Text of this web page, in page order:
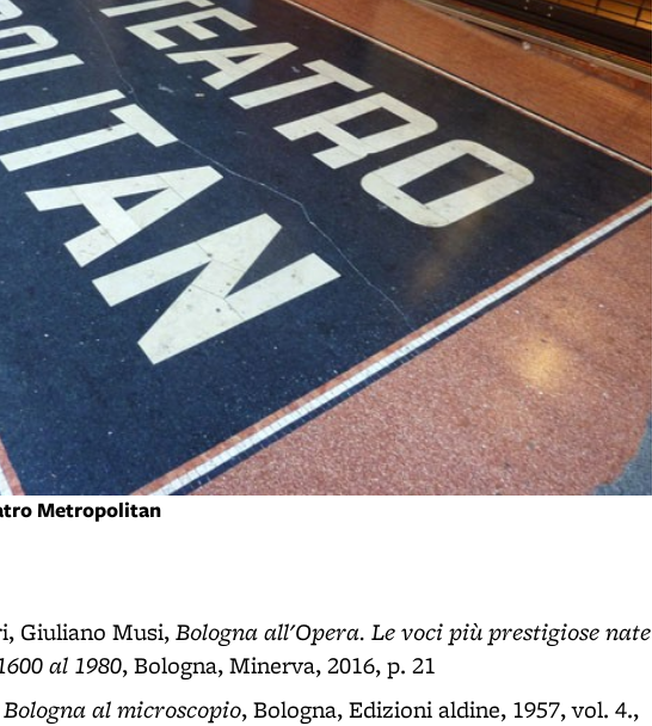
Metropolitan
Giuliano Musi,Bologna all'Opera. Le voci più prestigiose nate
al 1980, Bologna, Minerva, 2016, p. 21
Bologna al microscopio, Bologna, Edizioni aldine, 1957, vol. 4.,